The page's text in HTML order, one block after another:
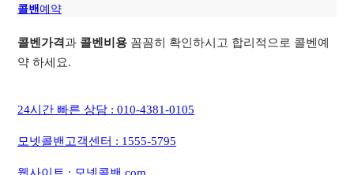
콜밴예약
콜벤가격과 콜벤비용 꼼꼼히 확인하시고 합리적으로 콜벤예
약 하세요.
24시간 빠른 상담 : 010-4381-0105
모넷콜밴고객센터 : 1555-5795
웹사이트 : 모넷콜밴.com